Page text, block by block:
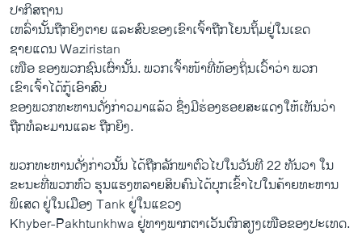
ປາກິສຖານ
ເຫລົ່າ​ນັ້ນຖືກຍິງຕາຍ ແລະສົບຂອງເຂົາເຈົ້າຖືກໂຍນຖິ້ມຢູ່ໃນເຂດ
ຊາຍແດນ Waziristan
ເໜືອ ຂອງພວກຊົນເຜົ່ານັ້ນ. ພວກເຈົ້າໜ້າທີ່ທ້ອງຖິ່ນເວົ້າວ່າ ພວກ
ເຂົາເຈົ້າໄດ້ກູ້ເອົາສົບ
ຂອງພວກທະຫານດັ່ງກ່າວມາ​ແລ້ວ ຊຶ່ງມີຮ່ອງຮອຍສະແດງໃຫ້ເຫັນວ່າ
ຖືກທໍລະມານແລະ ຖືກ​ຍິງ.
ພວກທະຫານດັ່ງກ່າວນັ້ນ ໄດ້ຖືກລັກພາຕົວໄປໃນວັນທີ 22 ທັນວາ ໃນ
ຂະນະທີ່ພວກຫົວ ຮຸນແຮງຫລາຍສິບຄົນໄດ້ບຸກເຂົ້າໄປໃນຄ້າຍທະຫານ
ພິເສດ ຢູ່ໃນເມືອງ Tank ຢູ່ໃນແຂວງ
Khyber-Pakhtunkhwa ຢູ່ທາງພາກຕາເວັນຕົກສຽງເໜືອຂອງປະເທດ.